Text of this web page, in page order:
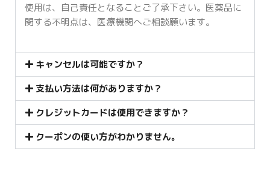
使用は、自己責任となることご了承下さい。医薬品に
関する不明点は、医療機関へご相談願います。
キャンセルは可能ですか？
支払い方法は何がありますか？
クレジットカードは使用できますか？
クーポンの使い方がわかりません。